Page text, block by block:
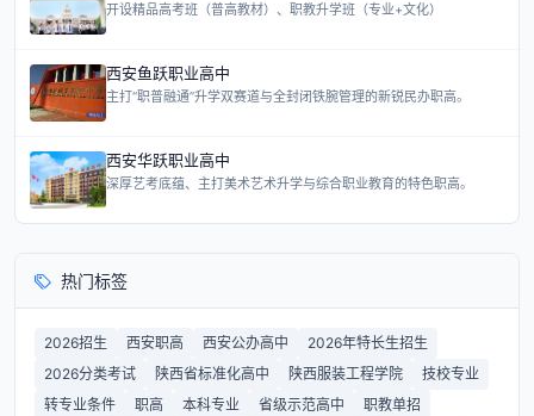
开设精品高考班（普高教材）、职教升学班（专业+文化）
西安鱼跃职业高中
主打“职普融通”升学双赛道与全封闭铁腕管理的新锐民办职高。
西安华跃职业高中
深厚艺考底蕴、主打美术艺术升学与综合职业教育的特色职高。
热门标签
2026招生 西安职高 西安公办高中
2026年特长生招生
2026分类考试
陕西省标准化高中 陕西服装工程学院
技校专业
转专业条件
职高 本科专业 省级示范高中
职教单招